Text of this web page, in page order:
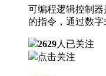
可编程逻辑控制
的指令，通过数
2629人已关注
点击关注